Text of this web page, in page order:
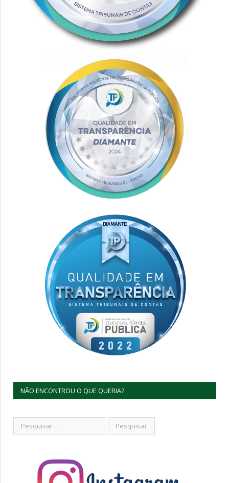
NÃO ENCONTROU O QUE QUERIA?